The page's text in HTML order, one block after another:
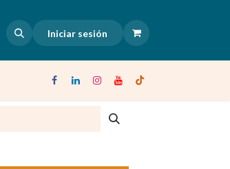
Iniciar sesión